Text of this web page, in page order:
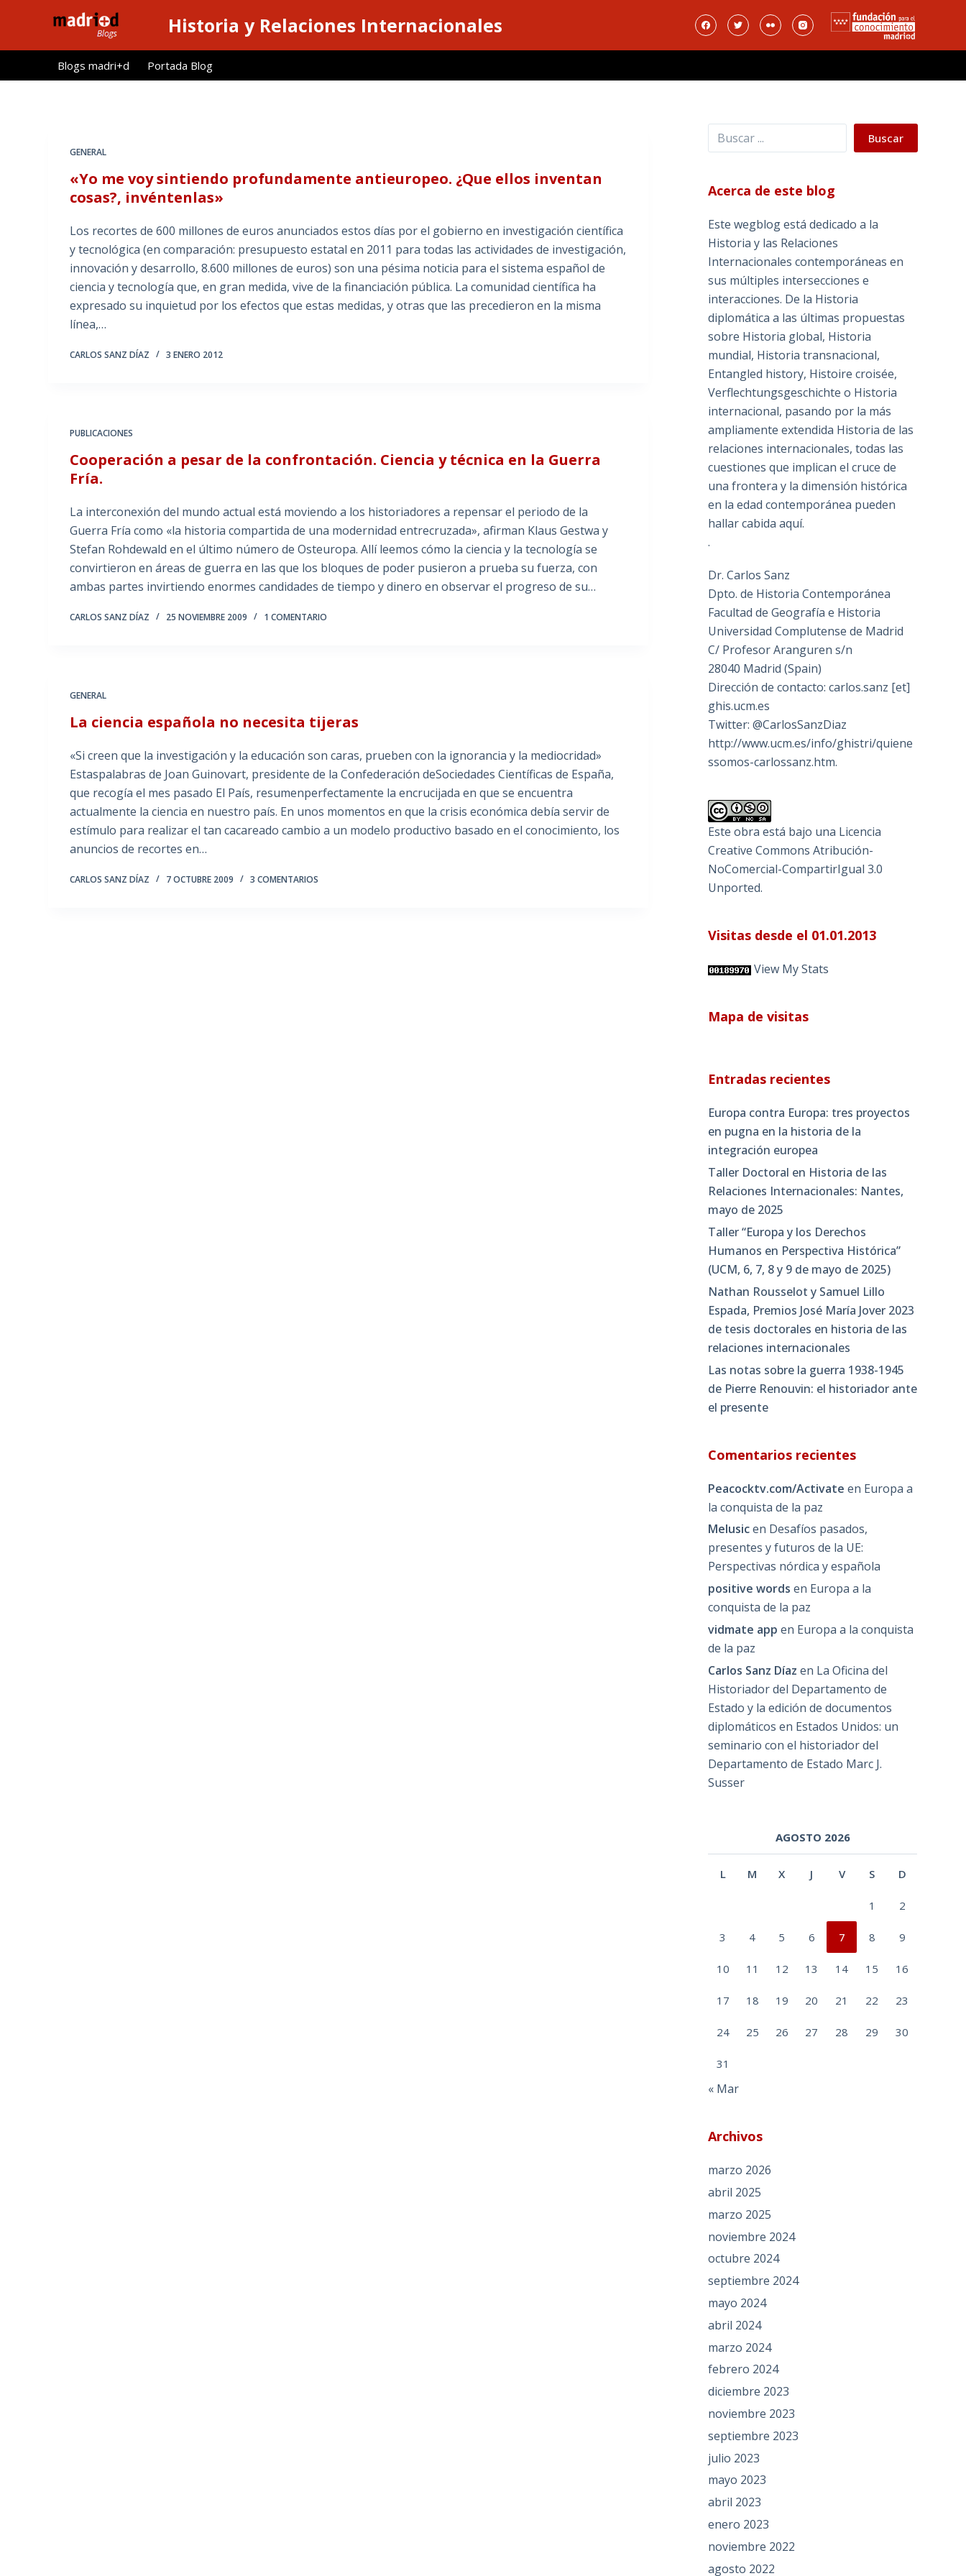
l
Historia y Relaciones Internacionales
Blogs madri+d Portada Blog
GENERAL
«Yo me voy sintiendo profundamente antieuropeo. ¿Que ellos inventan
cosas?, invéntenlas»
Los recortes de 600 millones de euros anunciados estos días por el gobierno en investigación científica
y tecnológica (en comparación: presupuesto estatal en 2011 para todas las actividades de investigación,
innovación y desarrollo, 8.600 millones de euros) son una pésima noticia para el sistema español de
ciencia y tecnología que, en gran medida, vive de la financiación pública. La comunidad científica ha
expresado su inquietud por los efectos que estas medidas, y otras que las precedieron en la misma
línea,…
CARLOS SANZ DÍAZ 3 ENERO 2012
PUBLICACIONES
Cooperación a pesar de la confrontación. Ciencia y técnica en la Guerra
Fría.
La interconexión del mundo actual está moviendo a los historiadores a repensar el periodo de la
Guerra Fría como «la historia compartida de una modernidad entrecruzada», afirman Klaus Gestwa y
Stefan Rohdewald en el último número de Osteuropa. Allí leemos cómo la ciencia y la tecnología se
convirtieron en áreas de guerra en las que los bloques de poder pusieron a prueba su fuerza, con
ambas partes invirtiendo enormes candidades de tiempo y dinero en observar el progreso de su…
CARLOS SANZ DÍAZ 25 NOVIEMBRE 2009 1 COMENTARIO
GENERAL
La ciencia española no necesita tijeras
«Si creen que la investigación y la educación son caras, prueben con la ignorancia y la mediocridad»
Estaspalabras de Joan Guinovart, presidente de la Confederación deSociedades Científicas de España,
que recogía el mes pasado El País, resumenperfectamente la encrucijada en que se encuentra
actualmente la ciencia en nuestro país. En unos momentos en que la crisis económica debía servir de
estímulo para realizar el tan cacareado cambio a un modelo productivo basado en el conocimiento, los
anuncios de recortes en…
CARLOS SANZ DÍAZ 7 OCTUBRE 2009 3 COMENTARIOS
Buscar Buscar
Acerca de este blog
Este wegblog está dedicado a la
Historia y las Relaciones
Internacionales contemporáneas en
sus múltiples intersecciones e
interacciones. De la Historia
diplomática a las últimas propuestas
sobre Historia global, Historia
mundial, Historia transnacional,
Entangled history, Histoire croisée,
Verflechtungsgeschichte o Historia
internacional, pasando por la más
ampliamente extendida Historia de las
relaciones internacionales, todas las
cuestiones que implican el cruce de
una frontera y la dimensión histórica
en la edad contemporánea pueden
hallar cabida aquí.
.
Dr. Carlos Sanz
Dpto. de Historia Contemporánea
Facultad de Geografía e Historia
Universidad Complutense de Madrid
C/ Profesor Aranguren s/n
28040 Madrid (Spain)
Dirección de contacto: carlos.sanz [et]
ghis.ucm.es
Twitter: @CarlosSanzDiaz
http://www.ucm.es/info/ghistri/quiene
ssomos-carlossanz.htm.
Este obra está bajo una Licencia
Creative Commons Atribución-
NoComercial-CompartirIgual 3.0
Unported.
Visitas desde el 01.01.2013
View My Stats
Mapa de visitas
Entradas recientes
Europa contra Europa: tres proyectos
en pugna en la historia de la
integración europea
Taller Doctoral en Historia de las
Relaciones Internacionales: Nantes,
mayo de 2025
Taller “Europa y los Derechos
Humanos en Perspectiva Histórica”
(UCM, 6, 7, 8 y 9 de mayo de 2025)
Nathan Rousselot y Samuel Lillo
Espada, Premios José María Jover 2023
de tesis doctorales en historia de las
relaciones internacionales
Las notas sobre la guerra 1938-1945
de Pierre Renouvin: el historiador ante
el presente
Comentarios recientes
Peacocktv.com/Activate en Europa a
la conquista de la paz
Melusicen Desafíos pasados,
presentes y futuros de la UE:
Perspectivas nórdica y española
positive words en Europa a la
conquista de la paz
vidmate app en Europa a la conquista
de la paz
Carlos Sanz Díaz en La Oficina del
Historiador del Departamento de
Estado y la edición de documentos
diplomáticos en Estados Unidos: un
seminario con el historiador del
Departamento de Estado Marc J.
Susser
AGOSTO 2026
L M X J V S D
1 2
3 4 5 6 7 8 9
10 11 12 13 14 15 16
17 18 19 20 21 22 23
24 25 26 27 28 29 30
31
« Mar
Archivos
marzo 2026
abril 2025
marzo 2025
noviembre 2024
octubre 2024
septiembre 2024
mayo 2024
abril 2024
marzo 2024
febrero 2024
diciembre 2023
noviembre 2023
septiembre 2023
julio 2023
mayo 2023
abril 2023
enero 2023
noviembre 2022
agosto 2022